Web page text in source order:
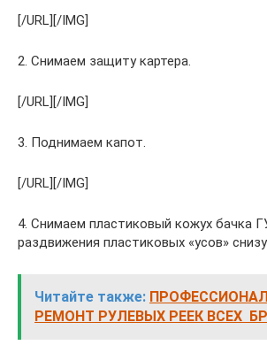
[/URL][/IMG]
2. Снимаем защиту картера.
[/URL][/IMG]
3. Поднимаем капот.
[/URL][/IMG]
4. Снимаем пластиковый кожух бачка
раздвижения пластиковых «усов»
Читайте также:
РЕМОНТ РУЛЕВЫХ РЕЕК ВСЕХ